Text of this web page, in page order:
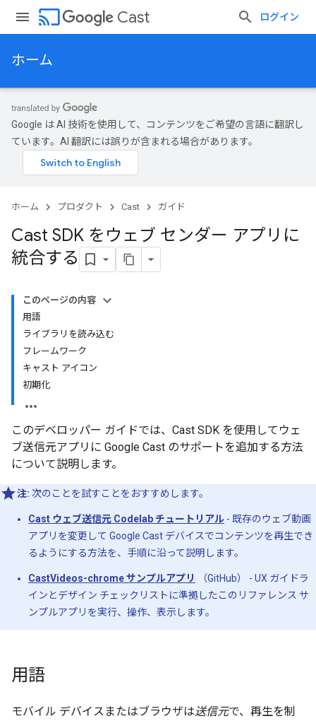
cast Cast ログイン
ホーム
Google は AI 技術を使用して、コンテンツをご希望の言語に翻訳し
ています。AI 翻訳には誤りが含まれる場合があります。
ホーム プロダクト Cast ガイド
Cast SDK をウェブ センダー アプリに
統合する
このページの内容
用語
ライブラリを読み込む
フレームワーク
キャスト アイコン
初期化
このデベロッパー ガイドでは、Cast SDK を使用してウェ
ブ送信元アプリに Google Cast のサポートを追加する方法
について説明します。
注: 次のことを試すことをおすすめします。
Cast ウェブ送信元 Codelab チュートリアル - 既存のウェブ動画
アプリを変更して Google Cast デバイスでコンテンツを再生でき
るようにする方法を、手順に沿って説明します。
CastVideos-chrome サンプルアプリ
（GitHub） - UX ガイドラ
インとデザイン チェックリストに準拠したこのリファレンス サ
ンプルアプリを実行、操作、表示します。
用語
モバイル デバイスまたはブラウザは送信元で、再生を制